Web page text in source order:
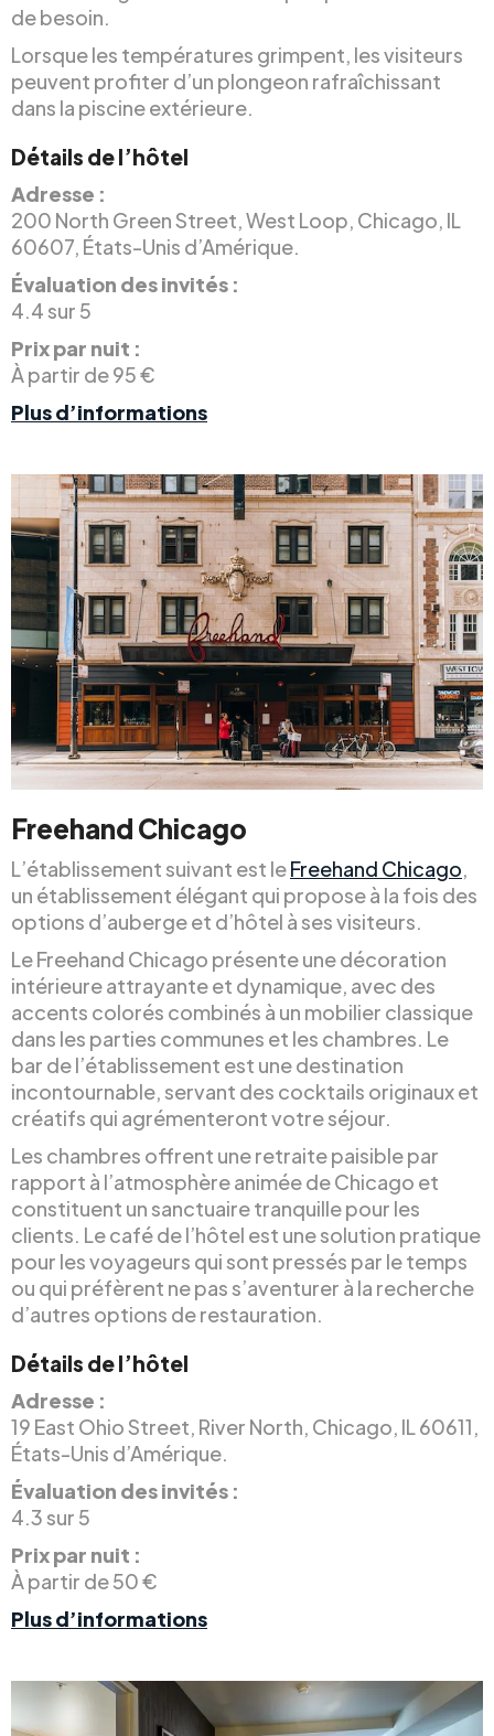
de besoin.
Lorsque les températures grimpent, les visiteurs
peuvent profiter d’un plongeon rafraîchissant
dans la piscine extérieure.
Détails de l’hôtel
Adresse :
200 North Green Street, West Loop, Chicago, IL
60607, États-Unis d’Amérique.
Évaluation des invités :
4.4 sur 5
Prix par nuit :
À partir de 95 €
Plus d’informations
Freehand Chicago
L’établissement suivant est leFreehand Chicago,
un établissement élégant qui propose à la fois des
options d’auberge et d’hôtel à ses visiteurs.
Le Freehand Chicago présente une décoration
intérieure attrayante et dynamique, avec des
accents colorés combinés à un mobilier classique
dans les parties communes et les chambres. Le
bar de l’établissement est une destination
incontournable, servant des cocktails originaux et
créatifs qui agrémenteront votre séjour.
Les chambres offrent une retraite paisible par
rapport à l’atmosphère animée de Chicago et
constituent un sanctuaire tranquille pour les
clients. Le café de l’hôtel est une solution pratique
pour les voyageurs qui sont pressés par le temps
ou qui préfèrent ne pas s’aventurer à la recherche
d’autres options de restauration.
Détails de l’hôtel
Adresse :
19 East Ohio Street, River North, Chicago, IL 60611,
États-Unis d’Amérique.
Évaluation des invités :
4.3 sur 5
Prix par nuit :
À partir de 50 €
Plus d’informations